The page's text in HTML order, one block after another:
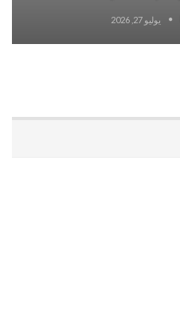
يوليو 27, 2026